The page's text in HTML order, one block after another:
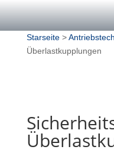
Starseite>
Überlastkupplungen